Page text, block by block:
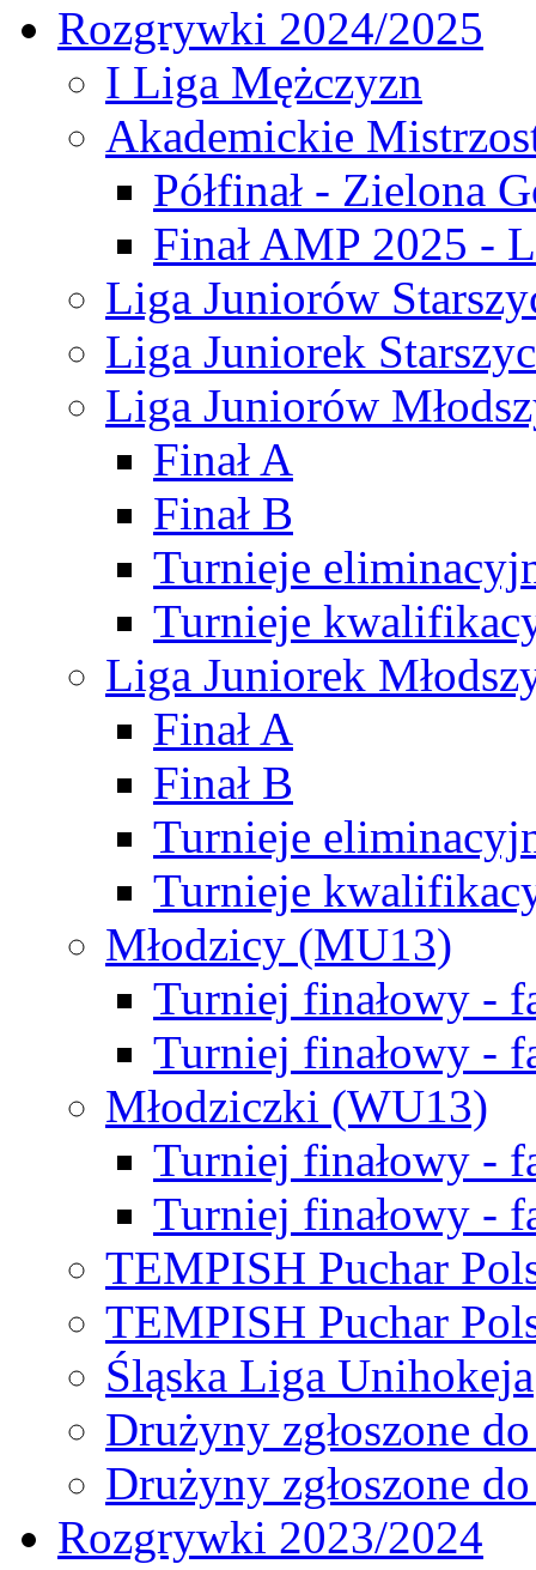
Rozgrywki 2024/2025
I Liga Mężczyzn
Akademickie
Półfinał - Zielona
Finał AMP 2025 -
Liga Juniorów
Liga Juniorek
Liga Juniorów
Finał A
Finał B
Turnieje
Turnieje
Liga Juniorek
Finał A
Finał B
Turnieje
Turnieje
Młodzicy (MU13)
Turniej finałowy -
Turniej finałowy -
Młodziczki (WU13)
Turniej finałowy -
Turniej finałowy -
TEMPISH Puchar
TEMPISH Puchar
Śląska Liga Unihokeja
Drużyny zgłoszone
Drużyny zgłoszone
Rozgrywki 2023/2024